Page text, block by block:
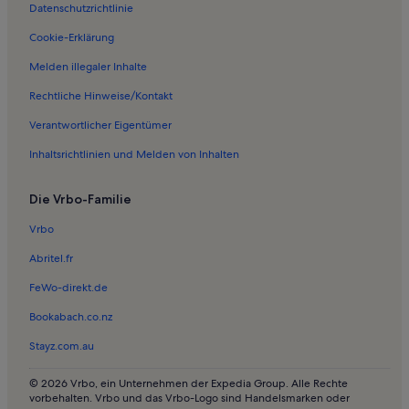
Ferienwohnungen in Burolo
Ferienwohnungen in Kathedrale von Ivrea
Ferienwohnungen in Castello di Montalto Dora
Ferienwohnungen in Settimo Rottaro
Ferienwohnungen in Lozzolo
Ferienwohnungen in Roasio
Ferienwohnungen in Scopello
Ferienwohnungen in Alpe di Mera Skigebiet
Datenschutzrichtlinie
Cookie-Erklärung
Melden illegaler Inhalte
Rechtliche Hinweise/Kontakt
Verantwortlicher Eigentümer
Inhaltsrichtlinien und Melden von Inhalten
Die Vrbo-Familie
Vrbo
Abritel.fr
FeWo-direkt.de
Bookabach.co.nz
Stayz.com.au
© 2026 Vrbo, ein Unternehmen der Expedia Group. Alle Rechte
vorbehalten. Vrbo und das Vrbo-Logo sind Handelsmarken oder